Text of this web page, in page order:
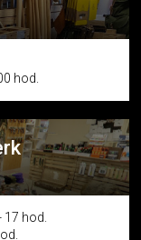
hod.
17 hod.